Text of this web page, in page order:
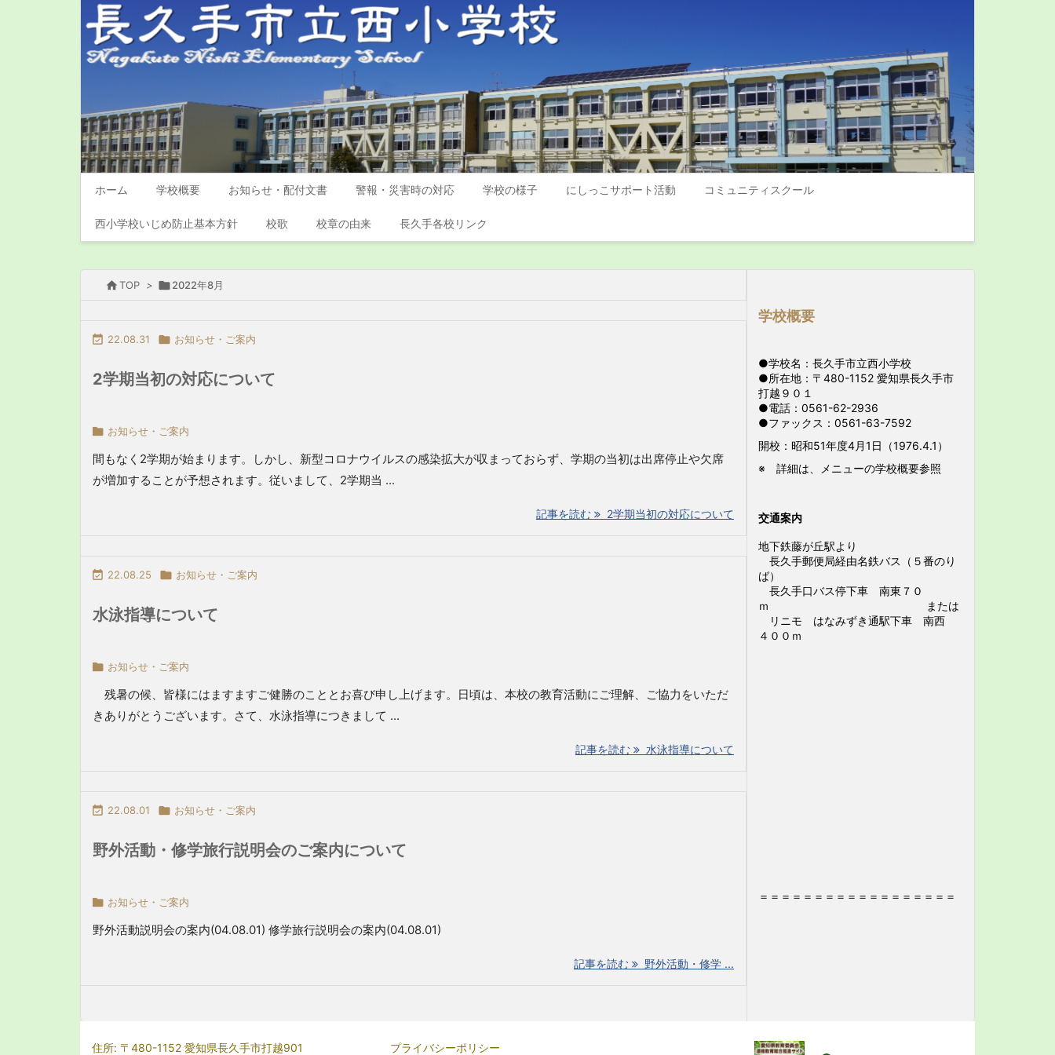
ホーム 学校概要 お知らせ・配付文書 警報・災害時の対応 学校の様子 にしっこサポート活動 コミュニティスクール
西小学校いじめ防止基本方針 校歌 校章の由来 長久手各校リンク
TOP > 2022年8月
 22.08.31  お知らせ・ご案内
2学期当初の対応について
 お知らせ・ご案内
間もなく2学期が始まります。しかし、新型コロナウイルスの感染拡大が収まっておらず、学期の当初は出席停止や欠席
が増加することが予想されます。従いまして、2学期当 ...
記事を読む 2学期当初の対応について
 22.08.25  お知らせ・ご案内
水泳指導について
 お知らせ・ご案内
残暑の候、皆様にはますますご健勝のこととお喜び申し上げます。日頃は、本校の教育活動にご理解、ご協力をいただ
きありがとうございます。さて、水泳指導につきまして ...
記事を読む 水泳指導について
 22.08.01  お知らせ・ご案内
野外活動・修学旅行説明会のご案内について
 お知らせ・ご案内
野外活動説明会の案内(04.08.01) 修学旅行説明会の案内(04.08.01)
記事を読む 野外活動・修学 ...
学校概要
●学校名：長久手市立西小学校
●所在地：〒480-1152 愛知県長久手市
打越９０１
●電話：0561-62-2936
●ファックス：0561-63-7592
開校：昭和51年度4月1日（1976.4.1）
※ 詳細は、メニューの学校概要参照
交通案内
地下鉄藤が丘駅より
長久手郵便局経由名鉄バス（５番のり
ば）
長久手口バス停下車 南東７０
ｍ または
リニモ はなみずき通駅下車 南西
４００ｍ
＝＝＝＝＝＝＝＝＝＝＝＝＝＝＝＝＝＝
住所: 〒480-1152 愛知県長久手市打越901 プライバシーポリシー